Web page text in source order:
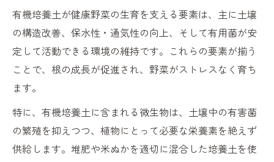
有機培養土が健康野菜の生育を支える要素は、主に土壌
の構造改善、保水性・通気性の向上、そして有用菌が安
定して活動できる環境の維持です。これらの要素が揃う
ことで、根の成長が促進され、野菜がストレスなく育ち
ます。
特に、有機培養土に含まれる微生物は、土壌中の有害菌
の繁殖を抑えつつ、植物にとって必要な栄養素を絶えず
供給します。堆肥や米ぬかを適切に混合した培養土を使